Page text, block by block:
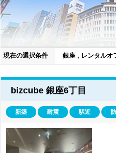
がっています。周辺には飲食店やコン
は決して安くはありませんが、それに
す。不動産業のような士業や卸売・小
もちろん普通にオフィスを構えようと
頼や銀座のブランド力を得ることがで
よりさらに費用を抑えて銀座の住所を
銀座エリアでは、2016年に「東急プラ
は、周辺エリアの日比谷で新たな大規
現在の選択条件 銀座 , レンタルオ
bizcube 銀座6丁目
新築 耐震 駅近